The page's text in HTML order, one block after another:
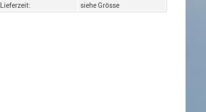
Lieferzeit:
siehe Grösse